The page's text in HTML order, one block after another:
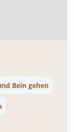
Bein gehen